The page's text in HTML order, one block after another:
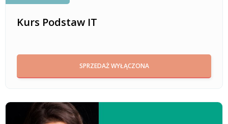
Kurs Podstaw IT
SPRZEDAŻ WYŁĄCZONA